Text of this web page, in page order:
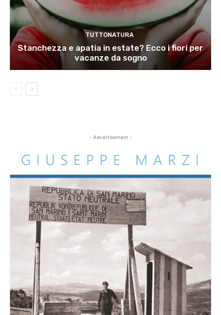
TUTTONATURA
Stanchezza e apatia in estate? Ecco i fiori per
vacanze da sogno
- Advertisement -